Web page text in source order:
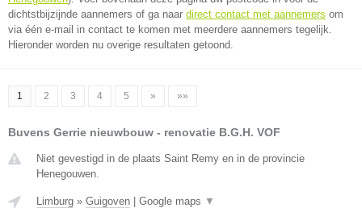
dichtstbijzijnde aannemers of ga naar direct contact met aannemers om
via één e-mail in contact te komen met meerdere aannemers tegelijk.
Hieronder worden nu overige resultaten getoond.
1 2 3 4 5 » »»
Buvens Gerrie nieuwbouw - renovatie B.G.H. VOF
Niet gevestigd in de plaats Saint Remy en in de provincie
Henegouwen.
Limburg » Guigoven Google maps ▼